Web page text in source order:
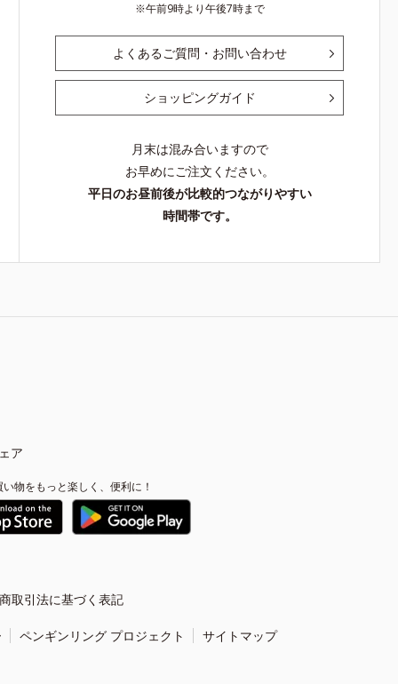
午前9時より午後7時まで
よくあるご質問・お問い合わせ
ショッピングガイド
月末は混み合いますので
お早めにご注文ください。
平日のお昼前後が比較的つながりやすい
時間帯です。
ア
物をもっと楽しく、便利に！
取引法に基づく表記
ペンギンリング プロジェクト サイトマップ